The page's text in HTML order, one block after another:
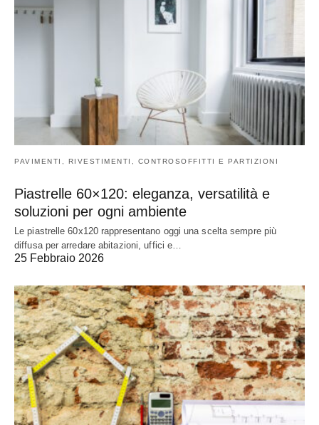
PAVIMENTI, RIVESTIMENTI, CONTROSOFFITTI E PARTIZIONI
Piastrelle 60×120: eleganza, versatilità e
soluzioni per ogni ambiente
Le piastrelle 60x120 rappresentano oggi una scelta sempre più
diffusa per arredare abitazioni, uffici e…
25 Febbraio 2026